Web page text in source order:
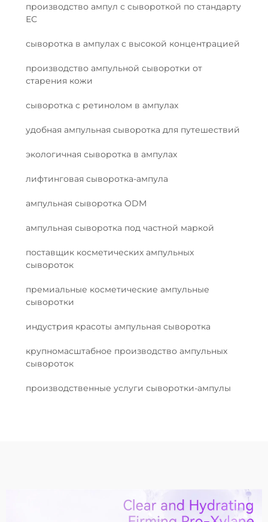
производство ампул с сывороткой по стандарту
ЕС
сыворотка в ампулах с высокой концентрацией
производство ампульной сыворотки от
старения кожи
сыворотка с ретинолом в ампулах
удобная ампульная сыворотка для путешествий
экологичная сыворотка в ампулах
лифтинговая сыворотка-ампула
ампульная сыворотка ODM
ампульная сыворотка под частной маркой
поставщик косметических ампульных
сывороток
премиальные косметические ампульные
сыворотки
индустрия красоты ампульная сыворотка
крупномасштабное производство ампульных
сывороток
производственные услуги сыворотки-ампулы